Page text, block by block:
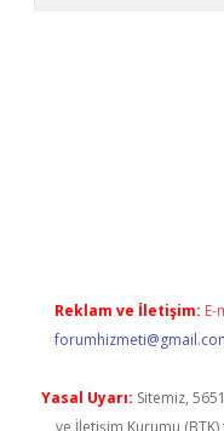
Reklam ve İletişim: E-
Yasal Uyarı: Sitemiz,
ve İletişim Kurumu (BTK)